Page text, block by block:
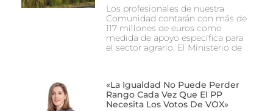
Los profesionales de nuestra
Comunidad contarán con más de
117 millones de euros como
medida de apoyo específica para
el sector agrario. El Ministerio de
«La Igualdad No Puede Perder
Rango Cada Vez Que El PP
Necesita Los Votos De VOX»